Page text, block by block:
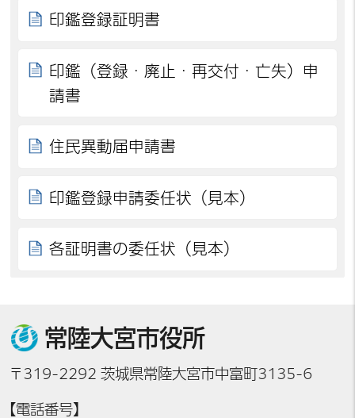
印鑑登録証明書
印鑑（登録・廃止・再交付・亡失）申
請書
住民異動届申請書
印鑑登録申請委任状（見本）
各証明書の委任状（見本）
常陸大宮市役所
〒319-2292 茨城県常陸大宮市中富町3135-6
【電話番号】